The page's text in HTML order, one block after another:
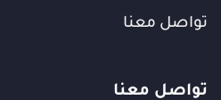
تواصل معنا
تواصل معنا